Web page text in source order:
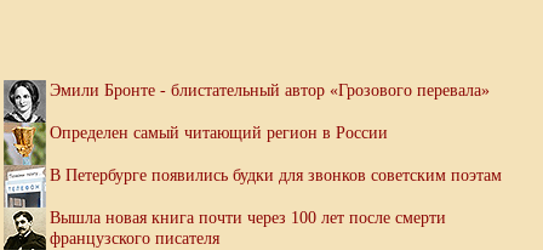
Эмили Бронте - блистательный автор «Грозового перевала»
Определен самый читающий регион в России
В Петербурге появились будки для звонков советским поэтам
Вышла новая книга почти через 100 лет после смерти
французского писателя